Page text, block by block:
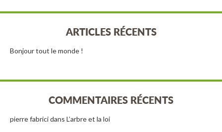
ARTICLES RÉCENTS
Bonjour tout le monde !
COMMENTAIRES RÉCENTS
pierre fabricidans L’arbre et la loi